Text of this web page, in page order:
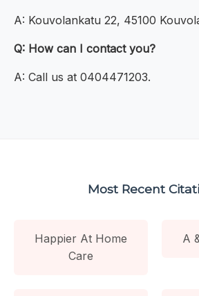
A: Kouvolankatu 22, 45100
Q: How can I contact you?
A: Call us at 0404471203.
Most Recent
Happier At Home
Care
A